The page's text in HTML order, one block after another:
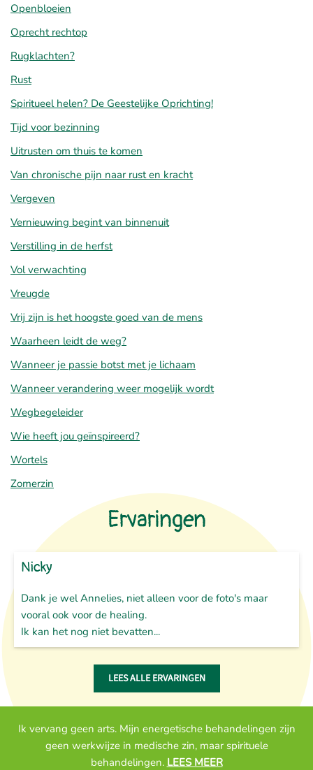
Openbloeien
Oprecht rechtop
Rugklachten?
Rust
Spiritueel helen? De Geestelijke Oprichting!
Tijd voor bezinning
Uitrusten om thuis te komen
Van chronische pijn naar rust en kracht
Vergeven
Vernieuwing begint van binnenuit
Verstilling in de herfst
Vol verwachting
Vreugde
Vrij zijn is het hoogste goed van de mens
Waarheen leidt de weg?
Wanneer je passie botst met je lichaam
Wanneer verandering weer mogelijk wordt
Wegbegeleider
Wie heeft jou geïnspireerd?
Wortels
Zomerzin
Ervaringen
Nicky
Dank je wel Annelies, niet alleen voor de foto's maar
vooral ook voor de healing.
Ik kan het nog niet bevatten...
LEES ALLE ERVARINGEN
Ik vervang geen arts. Mijn energetische behandelingen zijn
geen werkwijze in medische zin, maar spirituele
behandelingen. LEES MEER